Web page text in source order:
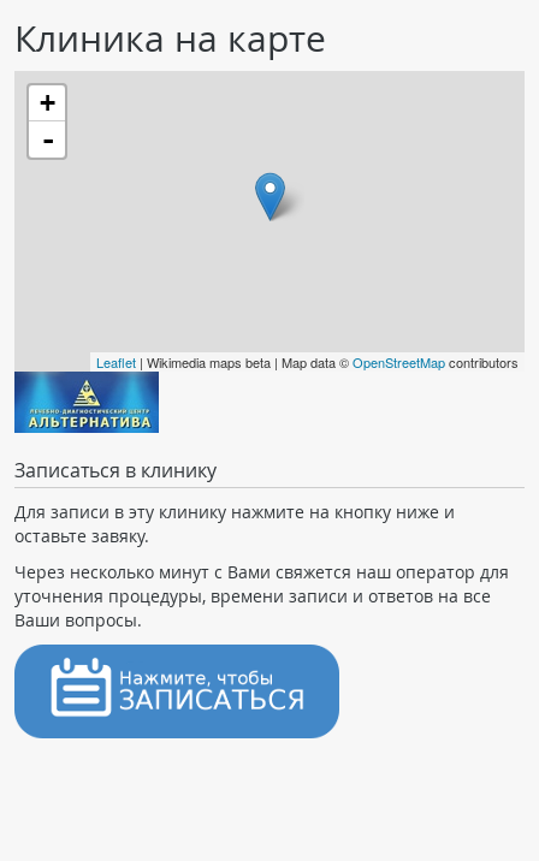
Спросить врача
ПОМОЩЬ
Клиника на карте
+
-
Leaflet | Wikimedia maps beta | Map data ©OpenStreetMapcontributors
Записаться в клинику
Для записи в эту клинику нажмите на кнопку ниже и
оставьте завяку.
Через несколько минут с Вами свяжется наш оператор для
уточнения процедуры, времени записи и ответов на все
Ваши вопросы.